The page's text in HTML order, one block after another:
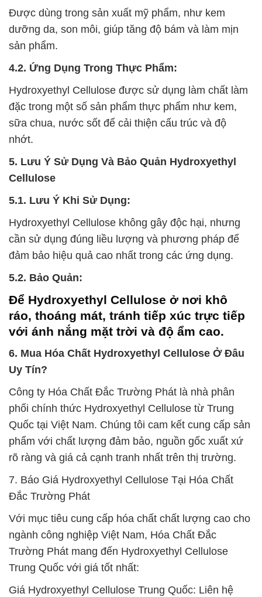
Được dùng trong sản xuất mỹ phẩm, như kem
dưỡng da, son môi, giúp tăng độ bám và làm mịn
sản phẩm.
4.2. Ứng Dụng Trong Thực Phẩm:
Hydroxyethyl Cellulose được sử dụng làm chất làm
đặc trong một số sản phẩm thực phẩm như kem,
sữa chua, nước sốt để cải thiện cấu trúc và độ
nhớt.
5. Lưu Ý Sử Dụng Và Bảo Quản Hydroxyethyl
Cellulose
5.1. Lưu Ý Khi Sử Dụng:
Hydroxyethyl Cellulose không gây độc hại, nhưng
cần sử dụng đúng liều lượng và phương pháp để
đảm bảo hiệu quả cao nhất trong các ứng dụng.
5.2. Bảo Quản:
Để Hydroxyethyl Cellulose ở nơi khô
ráo, thoáng mát, tránh tiếp xúc trực tiếp
với ánh nắng mặt trời và độ ẩm cao.
6. Mua Hóa Chất Hydroxyethyl Cellulose Ở Đâu
Uy Tín?
Công ty Hóa Chất Đắc Trường Phát là nhà phân
phối chính thức Hydroxyethyl Cellulose từ Trung
Quốc tại Việt Nam. Chúng tôi cam kết cung cấp sản
phẩm với chất lượng đảm bảo, nguồn gốc xuất xứ
rõ ràng và giá cả cạnh tranh nhất trên thị trường.
7. Báo Giá Hydroxyethyl Cellulose Tại Hóa Chất
Đắc Trường Phát
Với mục tiêu cung cấp hóa chất chất lượng cao cho
ngành công nghiệp Việt Nam, Hóa Chất Đắc
Trường Phát mang đến Hydroxyethyl Cellulose
Trung Quốc với giá tốt nhất:
Giá Hydroxyethyl Cellulose Trung Quốc: Liên hệ